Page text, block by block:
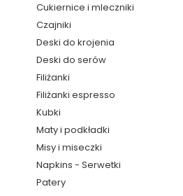
Cukiernice i mleczniki
Czajniki
Deski do krojenia
Deski do serów
Filiżanki
Filiżanki espresso
Kubki
Maty i podkładki
Misy i miseczki
Napkins - Serwetki
Patery